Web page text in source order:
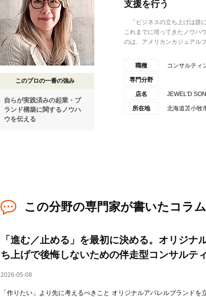
このプロの一番の強み
自らが実践済みの起業・ブ
ランド構築に関するノウハ
ウを伝える
支援を行う
「ビジネスの立ち上げは誰
これまでに培ってきたノウハ
のは、アメリカンカジュアル
職種 コンサルティ
専門分野
店名 JEWEL'D SON
所在地 北海道苫小牧
この分野の専門家が書いたコラム
「進む／止める」を最初に決める。オリジナ
ち上げで後悔しないための伴走型コンサルテ
2026-05-08
「作りたい」より先に考えるべきこと オリジナルアパレルブランドを